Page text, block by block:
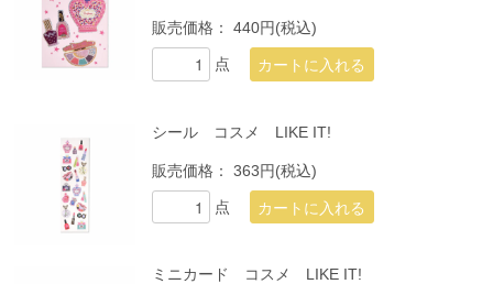
販売価格：440円(税込)
点
シール コスメ LIKE IT!
販売価格：363円(税込)
点
ミニカード コスメ LIKE IT!